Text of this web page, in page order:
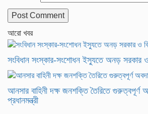
আরো খবর
সংবিধান সংস্কার-সংশোধন ইস্যুতে অনড় সরকার
আনসার বাহিনী দক্ষ জনশক্তি তৈরিতে গুরুত্বপূর্ণ
প্রধানমন্ত্রী